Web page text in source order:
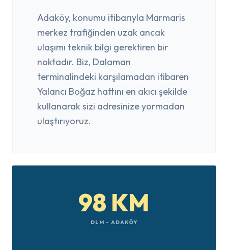
Adaköy, konumu itibarıyla Marmaris
merkez trafiğinden uzak ancak
ulaşımı teknik bilgi gerektiren bir
noktadır. Biz, Dalaman
terminalindeki karşılamadan itibaren
Yalancı Boğaz hattını en akıcı şekilde
kullanarak sizi adresinize yormadan
ulaştırıyoruz.
98 KM
DLM - ADAKÖY